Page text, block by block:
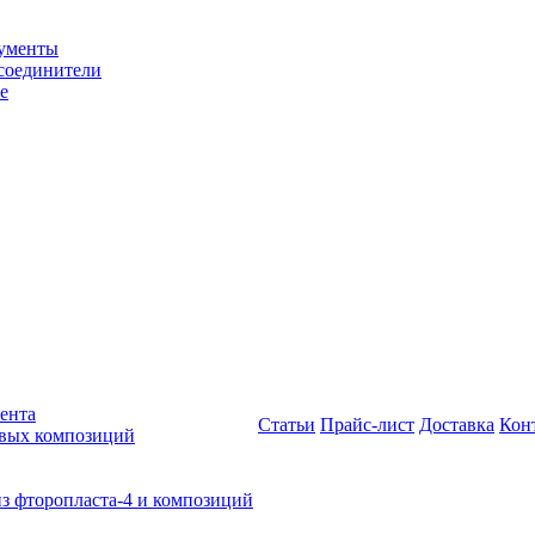
композиций
фторопласта-4 и композиций
Статьи Прайс-лист Доставка